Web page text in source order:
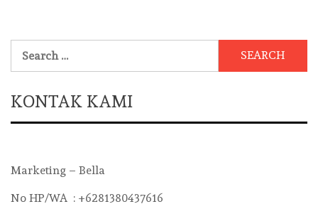
for:
KONTAK KAMI
Marketing – Bella
No HP/WA : +6281380437616